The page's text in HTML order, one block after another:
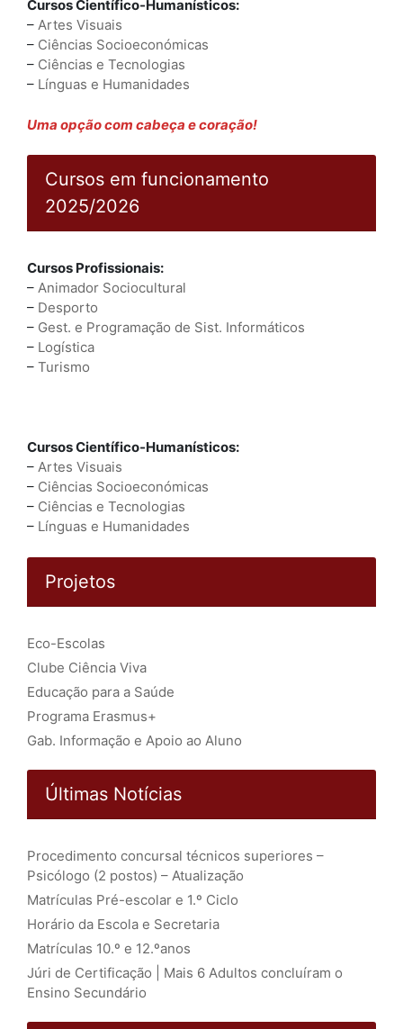
Cursos Científico-Humanísticos:
– Artes Visuais
– Ciências Socioeconómicas
– Ciências e Tecnologias
– Línguas e Humanidades
Uma opção com cabeça e coração!
Cursos em funcionamento
2025/2026
Cursos Profissionais:
– Animador Sociocultural
– Desporto
– Gest. e Programação de Sist. Informáticos
– Logística
– Turismo
Cursos Científico-Humanísticos:
– Artes Visuais
– Ciências Socioeconómicas
– Ciências e Tecnologias
– Línguas e Humanidades
Projetos
Eco-Escolas
Clube Ciência Viva
Educação para a Saúde
Programa Erasmus+
Gab. Informação e Apoio ao Aluno
Últimas Notícias
Procedimento concursal técnicos superiores –
Psicólogo (2 postos) – Atualização
Matrículas Pré-escolar e 1.º Ciclo
Horário da Escola e Secretaria
Matrículas 10.º e 12.ºanos
Júri de Certificação | Mais 6 Adultos concluíram o
Ensino Secundário